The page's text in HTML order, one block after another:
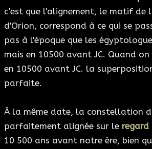
c'est que l'alignement, le motif de
d'Orion, correspond à ce qui se
pas à l'époque que les
mais en 10500 avant JC. Quand
en 10500 avant JC. la
parfaite.
À la même date, la constellation
parfaitement alignée sur le regard
10 500 ans avant notre ère, bien